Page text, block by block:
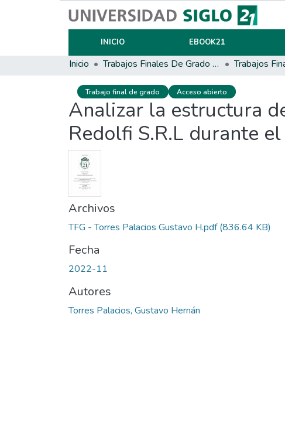
INICIO EBOOK21
Inicio Trabajos Finales De Grado Y Posgrado Trabajos
Trabajo final de grado Acceso abierto
Analizar la estructura
Redolfi S.R.L durante
Archivos
TFG - Torres Palacios Gustavo H.pdf(836.64 KB)
Fecha
2022-11
Autores
Torres Palacios, Gustavo Hernán